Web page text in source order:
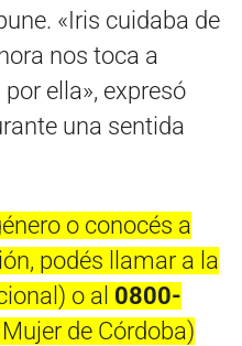
«Iris cuidaba de
nos toca a
ella», expresó
una sentida
o conocés a
podés llamar a la
o al 0800-
de Córdoba)